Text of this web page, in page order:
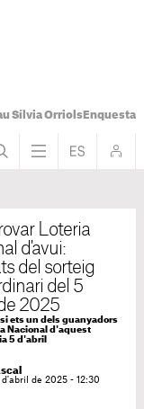
Sílvia OrriolsEnquesta
Loteria
d'avui:
del sorteig
del 5
2025
ets un dels guanyadors
Nacional d'aquest
5 d'abril
d'abril de 2025 - 12:30